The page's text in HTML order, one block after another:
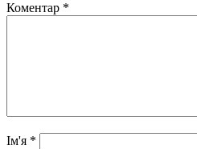
Коментар *
Ім'я *